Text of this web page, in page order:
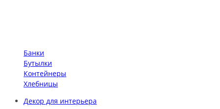
Банки
Бутылки
Контейнеры
Хлебницы
Декор для интерьера